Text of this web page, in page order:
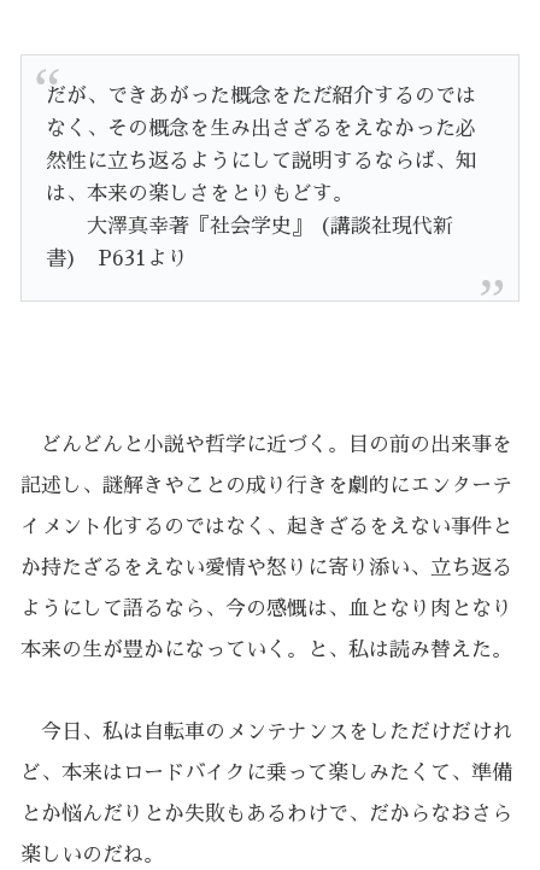
だが、できあがった概念をただ紹介するのでは
なく、その概念を生み出さざるをえなかった必
然性に立ち返るようにして説明するならば、知
は、本来の楽しさをとりもどす。
大澤真幸著『社会学史』 (講談社現代新
書) P631より
どんどんと小説や哲学に近づく。目の前の出来事を
記述し、謎解きやことの成り行きを劇的にエンターテ
イメント化するのではなく、起きざるをえない事件と
か持たざるをえない愛情や怒りに寄り添い、立ち返る
ようにして語るなら、今の感慨は、血となり肉となり
本来の生が豊かになっていく。と、私は読み替えた。
今日、私は自転車のメンテナンスをしただけだけれ
ど、本来はロードバイクに乗って楽しみたくて、準備
とか悩んだりとか失敗もあるわけで、だからなおさら
楽しいのだね。